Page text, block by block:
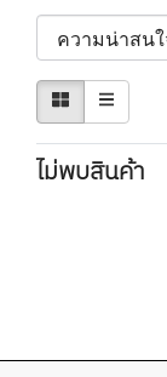
ไม่พบสินค้า